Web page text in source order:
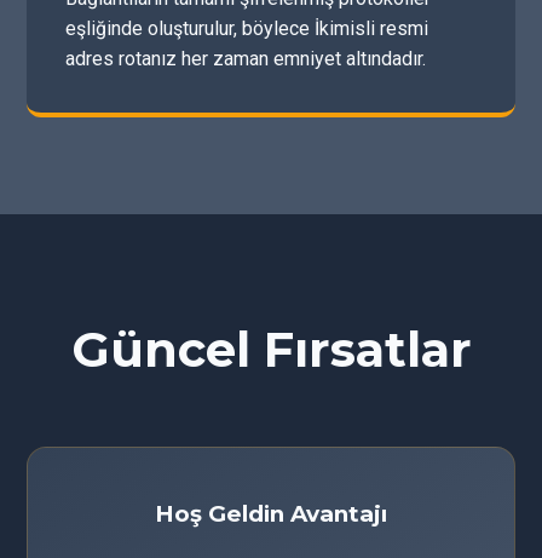
eşliğinde oluşturulur, böylece İkimisli resmi
adres rotanız her zaman emniyet altındadır.
Güncel Fırsatlar
Hoş Geldin Avantajı